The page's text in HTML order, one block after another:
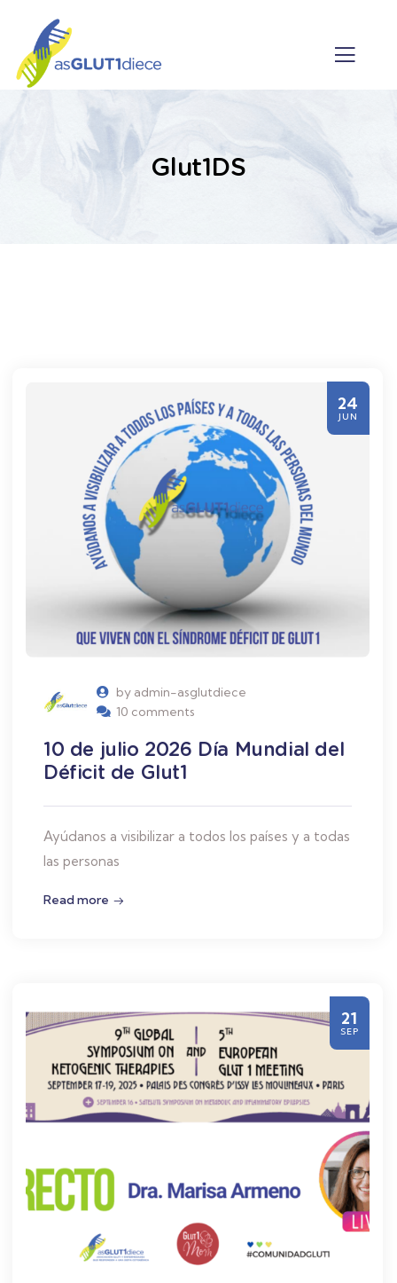
Glut1DS
by admin-asglutdiece
10 comments
10 de julio 2026 Día Mundial del
Déficit de Glut1
Ayúdanos a visibilizar a todos los países y a todas
las personas
Read more
24
JUN
21
SEP